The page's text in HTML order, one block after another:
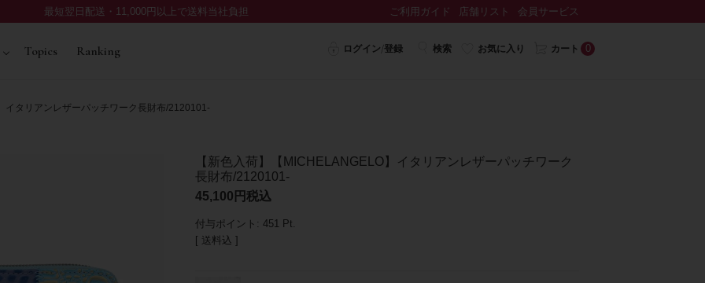
最短翌日配送・11,000円以上で送料当社負担 ご利用ガイド 店舗リスト 会員サービス
Topics Ranking ログイン/登録 検索 お気に入り カート 0
タリアンレザーパッチワーク長財布/2120101-
【新色入荷】【MICHELANGELO】イタリアンレザーパッチワーク
長財布/2120101-
45,100
税込
付与ポイント: 451 Pt.
送料込